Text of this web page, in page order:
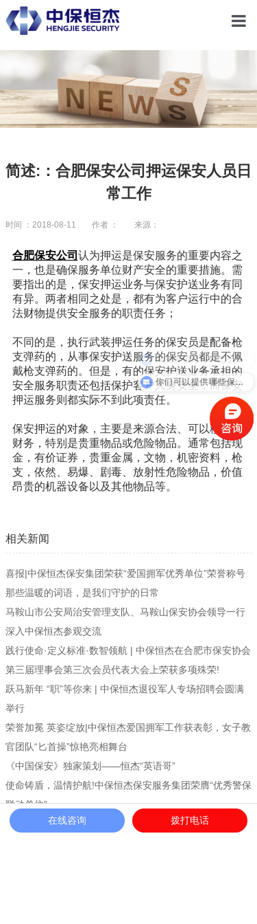
关
简述:：合肥保安公司押运保安人员日
常工作
时间 ：2018-08-11 作者 ： 来源：
合肥保安公司 认为押运是保安服务的重要内容之
一，也是确保服务单位财产安全的重要措施。需
要指出的是，保安押运业务与保安护送业务有同
有异。两者相同之处是，都有为客户运行中的合
法财物提供安全服务的职责任务；
不同的是，执行武装押运任务的保安员是配备枪
支弹药的，从事保安护送服务的保安员都是不佩
戴枪支弹药的。但是，有的保安护送业务承担的
安全服务职责还包括保护客户人身安全，而保安
押运服务则都实际不到此项责任。
保安押运的对象，主要是来源合法、可以移动的
财务，特别是贵重物品或危险物品。通常包括现
金，有价证券，贵重金属，文物，机密资料，枪
支，依然、易爆、剧毒、放射性危险物品，价值
昂贵的机器设备以及其他物品等。
相关新闻
喜报|中保恒杰保安集团荣获“爱国拥军优秀单位”荣誉称号
那些温暖的词语，是我们守护的日常
马鞍山市公安局治安管理支队、马鞍山保安协会领导一行
深入中保恒杰参观交流
践行使命·定义标准·数智领航 | 中保恒杰在合肥市保安协会
第三届理事会第三次会员代表大会上荣获多项殊荣!
跃马新年 “职”等你来 | 中保恒杰退役军人专场招聘会圆满
举行
荣誉加冕 英姿绽放|中保恒杰爱国拥军工作获表彰，女子教
官团队“匕首操”惊艳亮相舞台
《中国保安》独家策划——恒杰“英语哥”
使命铸盾，温情护航!中保恒杰保安服务集团荣膺“优秀警保
联动单位”
退役不褪色，建功新时代!中保恒杰保安服务集团探索军创
你们可以提供哪些保安服务？
保安外包给你们怎么收费？
在线咨询 拨打电话